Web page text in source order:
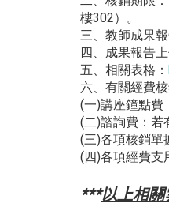
樓302）。
三、教師成果
四、成果報告上
五、相關表格：
六、有關經費
(一)講座鐘點費
(二)諮詢費：若
(三)各項核銷單
(四)各項經費支
***以上相